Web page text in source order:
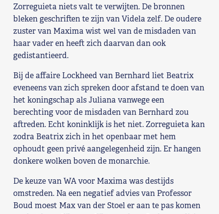
Zorreguieta niets valt te verwijten. De bronnen
bleken geschriften te zijn van Videla zelf. De oudere
zuster van Maxima wist wel van de misdaden van
haar vader en heeft zich daarvan dan ook
gedistantieerd.
Bij de affaire Lockheed van Bernhard liet Beatrix
eveneens van zich spreken door afstand te doen van
het koningschap als Juliana vanwege een
berechting voor de misdaden van Bernhard zou
aftreden. Echt koninklijk is het niet. Zorreguieta kan
zodra Beatrix zich in het openbaar met hem
ophoudt geen privé aangelegenheid zijn. Er hangen
donkere wolken boven de monarchie.
De keuze van WA voor Maxima was destijds
omstreden. Na een negatief advies van Professor
Boud moest Max van der Stoel er aan te pas komen